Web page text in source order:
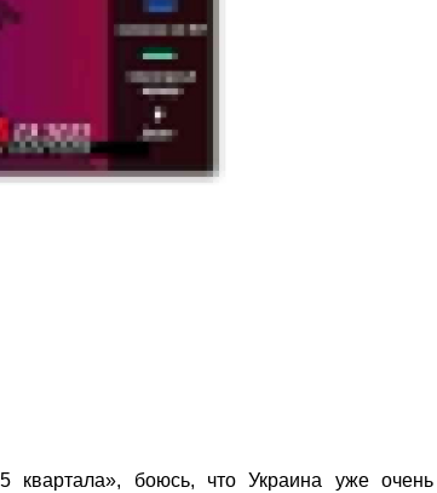
квартала», боюсь, что Украина уже